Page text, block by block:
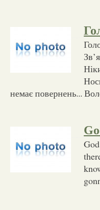
немає повернень...